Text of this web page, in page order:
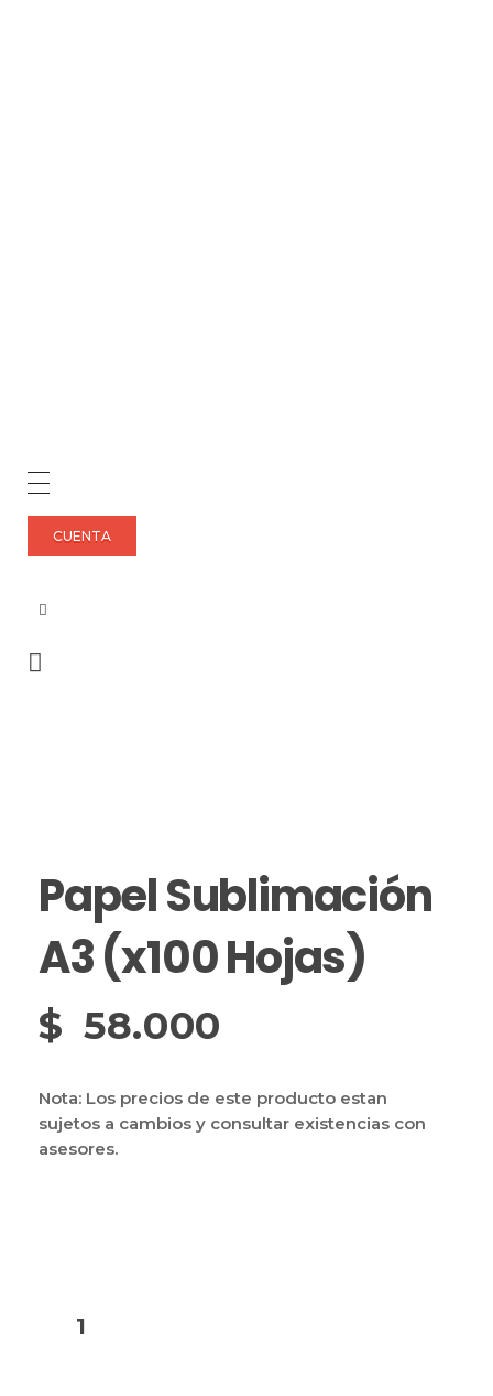
CUENTA
Papel Sublimación
A3 (x100 Hojas)
$ 58.000
Nota: Los precios de este producto estan
sujetos a cambios y consultar existencias con
asesores.